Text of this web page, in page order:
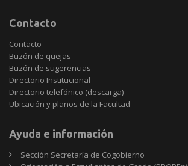
Contacto
Contacto
Buzón de quejas
Buzón de sugerencias
Directorio Institucional
Directorio telefónico (descarga)
Ubicación y planos de la Facultad
Ayuda e información
Sección Secretaría de Cogobierno